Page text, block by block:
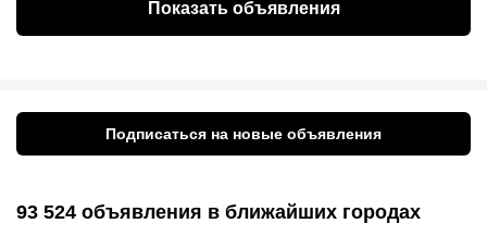
Показать объявления
Подписаться на новые объявления
93 524 объявления в ближайших городах